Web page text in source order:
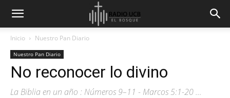
Inicio Nuestro Pan Diario
Nuestro Pan Diario
No reconocer lo divino
La Biblia en un año : Números 9–11 - Marcos 5:1-20 …